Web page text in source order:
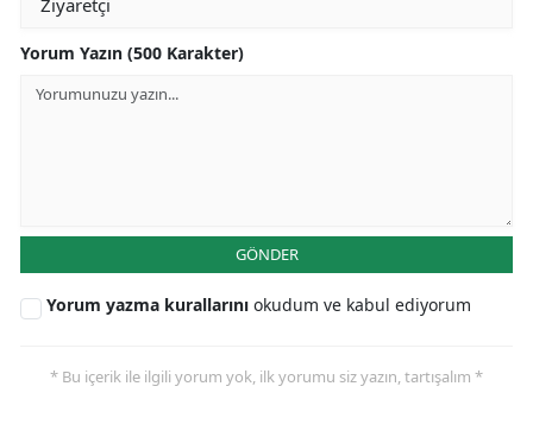
Yorum Yazın (500 Karakter)
GÖNDER
Yorum yazma kurallarını okudum ve kabul ediyorum
* Bu içerik ile ilgili yorum yok, ilk yorumu siz yazın, tartışalım *